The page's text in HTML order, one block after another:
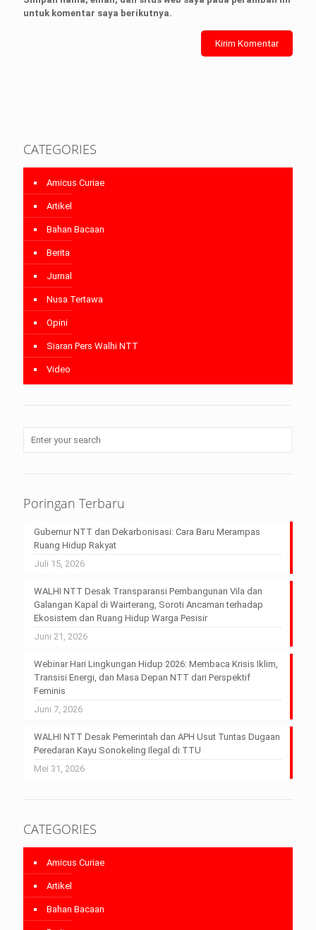
untuk komentar saya berikutnya.
CATEGORIES
Amicus Curiae
Artikel
Bahan Bacaan
Berita
Jurnal
Nusa Tertawa
Opini
Siaran Pers Walhi NTT
Video
Poringan Terbaru
Gubernur NTT dan Dekarbonisasi: Cara Baru Merampas
Ruang Hidup Rakyat
Juli 15, 2026
WALHI NTT Desak Transparansi Pembangunan Vila dan
Galangan Kapal di Wairterang, Soroti Ancaman terhadap
Ekosistem dan Ruang Hidup Warga Pesisir
Juni 21, 2026
Webinar Hari Lingkungan Hidup 2026: Membaca Krisis Iklim,
Transisi Energi, dan Masa Depan NTT dari Perspektif
Feminis
Juni 7, 2026
WALHI NTT Desak Pemerintah dan APH Usut Tuntas Dugaan
Peredaran Kayu Sonokeling Ilegal di TTU
Mei 31, 2026
CATEGORIES
Amicus Curiae
Artikel
Bahan Bacaan